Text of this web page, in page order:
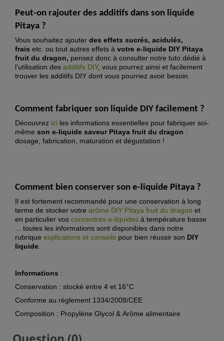
Peut-on rajouter des additifs dans son liquide
Pitaya ?
Vous souhaitez ajouter des effets sucrés, acidulés,
frais etc. ou tout autres effets à votre e-liquide DIY Pitaya
fruit du dragon, pensez donc à consulter notre tuto dédié à
l’utilisation des additifs DIY, vous pourrez ainsi et facilement
trouver les additifs DIY dont vous pourriez avoir besoin.
Comment fabriquer son liquide DIY facilement ?
Découvrez ici les informations essentielles pour fabriquer soi-
même son e-liquide saveur Pitaya fruit du dragon :
dosage, fabrication, maturation et dégustation !
Comment bien conserver son e-liquide Pitaya ?
Il est fortement recommandé pour une conservation à long
terme de stocker votre arôme DIY Pitaya fruit du dragon et
en particulier vos concentrés e-liquides à température basse
... toutes les informations sont disponibles dans notre
rubrique explications et conseils pour bien réussir son DIY
liquide.
Informations :
Conservation : stocké entre 4 et 16°C
Conforme au règlement 1334/2008/CEE
Composition : Propylène Glycol & Arôme alimentaire